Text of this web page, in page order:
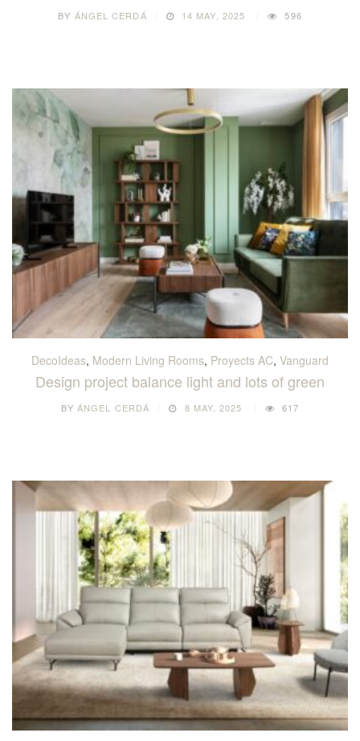
BY ÁNGEL CERDÁ 14 MAY, 2025 596
DecoIdeas, Modern Living Rooms, Proyects AC, Vanguard
Design project balance light and lots of green
BY ÁNGEL CERDÁ 8 MAY, 2025 617